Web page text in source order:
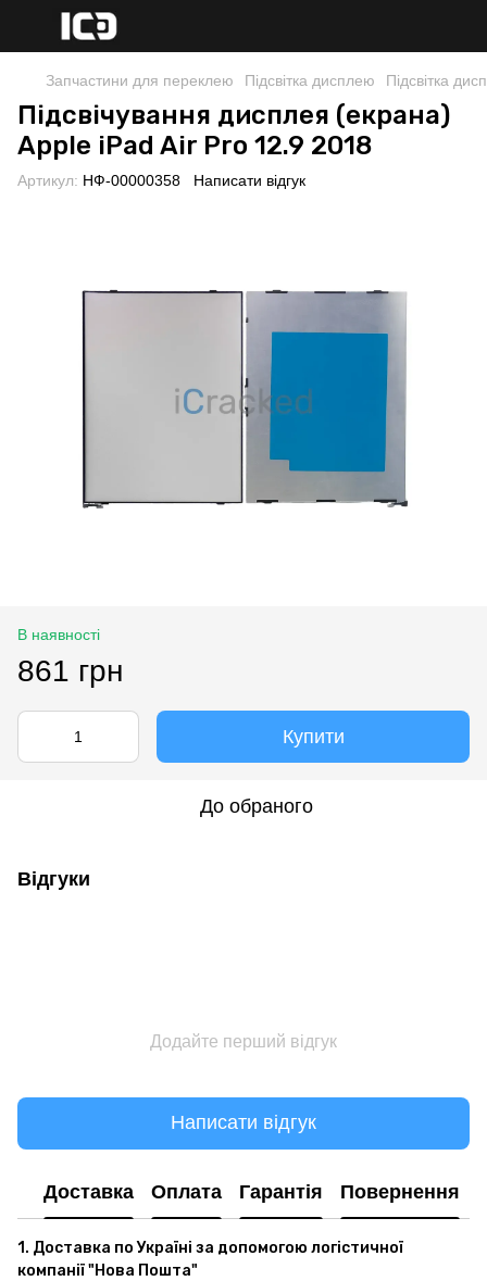
Запчастини для переклею Підсвітка дисплею Підсвітка
Підсвічування дисплея (екрана)
Apple iPad Air Pro 12.9 2018
Артикул: НФ-00000358 Написати відгук
В наявності
861 грн
Купити
До обраного
Відгуки
Додайте перший відгук
Написати відгук
Доставка Оплата Гарантія Повернення
1. Доставка по Україні за допомогою логістичної
компанії "Нова Пошта"